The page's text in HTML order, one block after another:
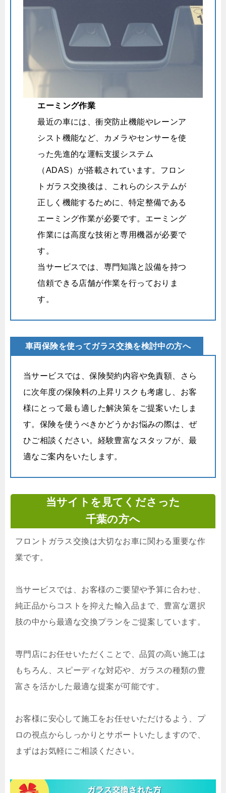
エーミング作業
最近の車には、衝突防止機能やレーンア
シスト機能など、カメラやセンサーを使
った先進的な運転支援システム
（ADAS）が搭載されています。フロン
トガラス交換後は、これらのシステムが
正しく機能するために、特定整備である
エーミング作業が必要です。 エーミング
作業には高度な技術と専用機器が必要で
す。
当サービスでは、専門知識と設備を持つ
信頼できる店舗が作業を行っておりま
す。
車両保険を使ってガラス交換を検討中の方へ
当サービスでは、保険契約内容や免責額、さら
に次年度の保険料の上昇リスクも考慮し、お客
様にとって最も適した解決策をご提案いたしま
す。保険を使うべきかどうかお悩みの際は、ぜ
ひご相談ください。経験豊富なスタッフが、最
適なご案内をいたします。
当サイトを見てくださった
千葉の方へ
フロントガラス交換は大切なお車に関わる重要な作
業です。
当サービスでは、お客様のご要望や予算に合わせ、
純正品からコストを抑えた輸入品まで、豊富な選択
肢の中から最適な交換プランをご提案しています。
専門店にお任せいただくことで、品質の高い施工は
もちろん、スピーディな対応や、ガラスの種類の豊
富さを活かした最適な提案が可能です。
お客様に安心して施工をお任せいただけるよう、プ
ロの視点からしっかりとサポートいたしますので、
まずはお気軽にご相談ください。